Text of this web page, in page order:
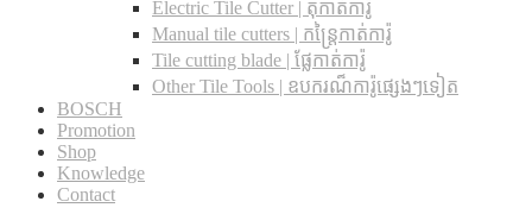
Electric Tile Cutter | តុកាត់ការ៉ូ
Manual tile cutters | កន្ត្រៃកាត់ការ៉ូ
Tile cutting blade | ផ្លែកាត់ការ៉ូ
Other Tile Tools | ឧបករណ៏ការ៉ូផ្សេងៗទៀត
BOSCH
Promotion
Shop
Knowledge
Contact